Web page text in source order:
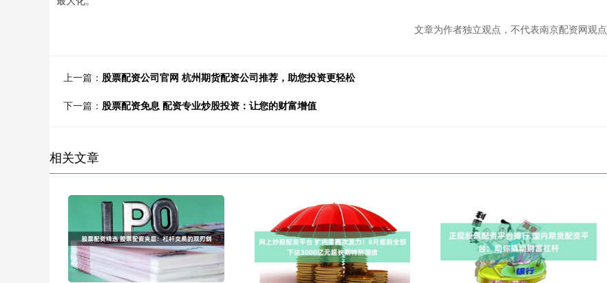
文章为作者独立观点，不代表南京配资网观点
上一篇： 股票配资公司官网 杭州期货配资公司推荐，助您投资更轻松
下一篇： 股票配资免息 配资专业炒股投资：让您的财富增值
相关文章